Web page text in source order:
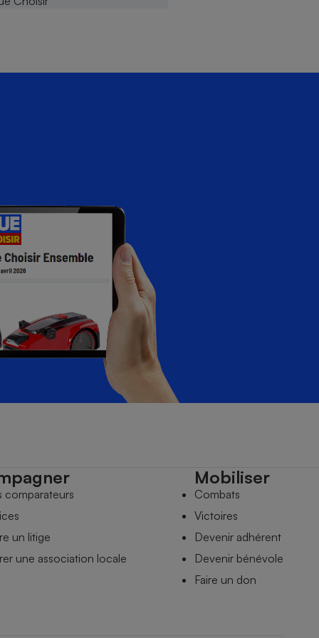
comparateurs
un litige
une association locale
Mobiliser
Combats
Victoires
Devenir adhérent
Devenir bénévole
Faire un don